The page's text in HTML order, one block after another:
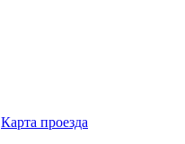
Карта проезда